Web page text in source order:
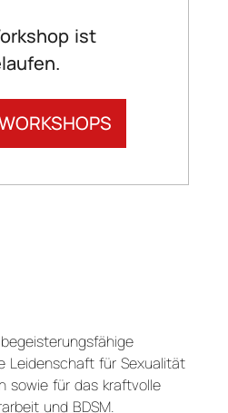
ist
Leidenschaft für Sexualität
sowie für das kraftvolle
und BDSM.